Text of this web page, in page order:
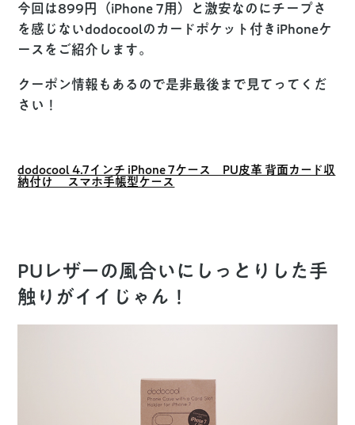
今回は899円（iPhone 7用）と激安なのにチープさ
を感じないdodocoolのカードポケット付きiPhoneケ
ースをご紹介します。
クーポン情報もあるので是非最後まで見てってくだ
さい！
dodocool 4.7インチ iPhone 7ケース PU皮革 背面カード収
納付け スマホ手帳型ケース
PUレザーの風合いにしっとりした手
触りがイイじゃん！